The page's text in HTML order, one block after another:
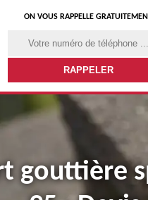
ON VOUS RAPPELLE
gouttière